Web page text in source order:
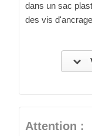
dans un sac
des vis
Attention :